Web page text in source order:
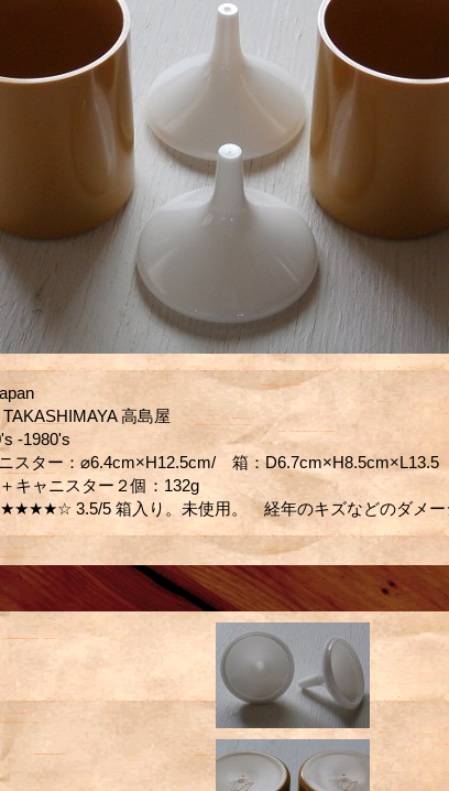
TAKASHIMAYA 高島屋
-1980's
スター：⌀6.4cm×H12.5cm/ 箱：D6.7cm×H8.5cm×L13.5
キャニスター２個：132g
★★★★☆ 3.5/5 箱入り。未使用。 経年のキズなどのダメー